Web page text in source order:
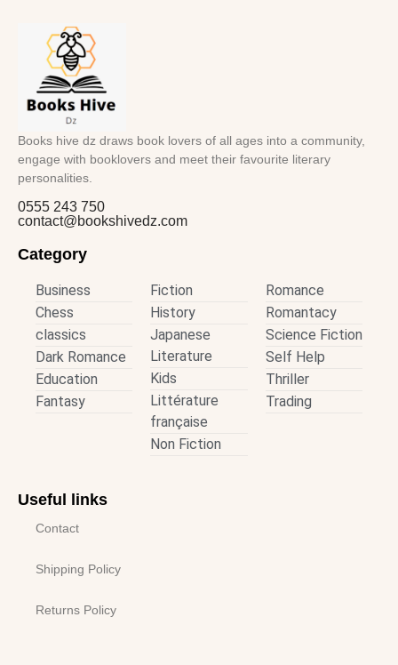
Books hive dz draws book lovers of all ages into a community,
engage with booklovers and meet their favourite literary
personalities.
0555 243 750
contact@bookshivedz.com
Category
Business
Chess
classics
Dark Romance
Education
Fantasy
Fiction
History
Japanese
Literature
Kids
Littérature
française
Non Fiction
Romance
Romantacy
Science Fiction
Self Help
Thriller
Trading
Useful links
Contact
Shipping Policy
Returns Policy